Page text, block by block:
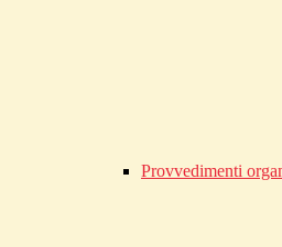
Provvedimenti